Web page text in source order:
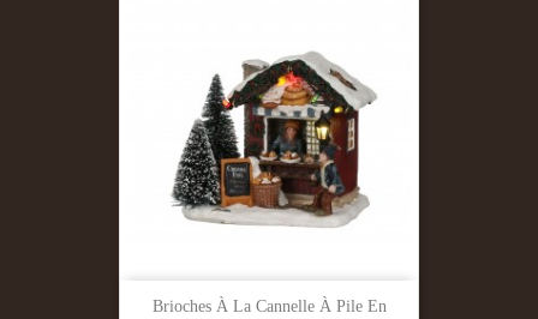
Brioches À La Cannelle À Pile En